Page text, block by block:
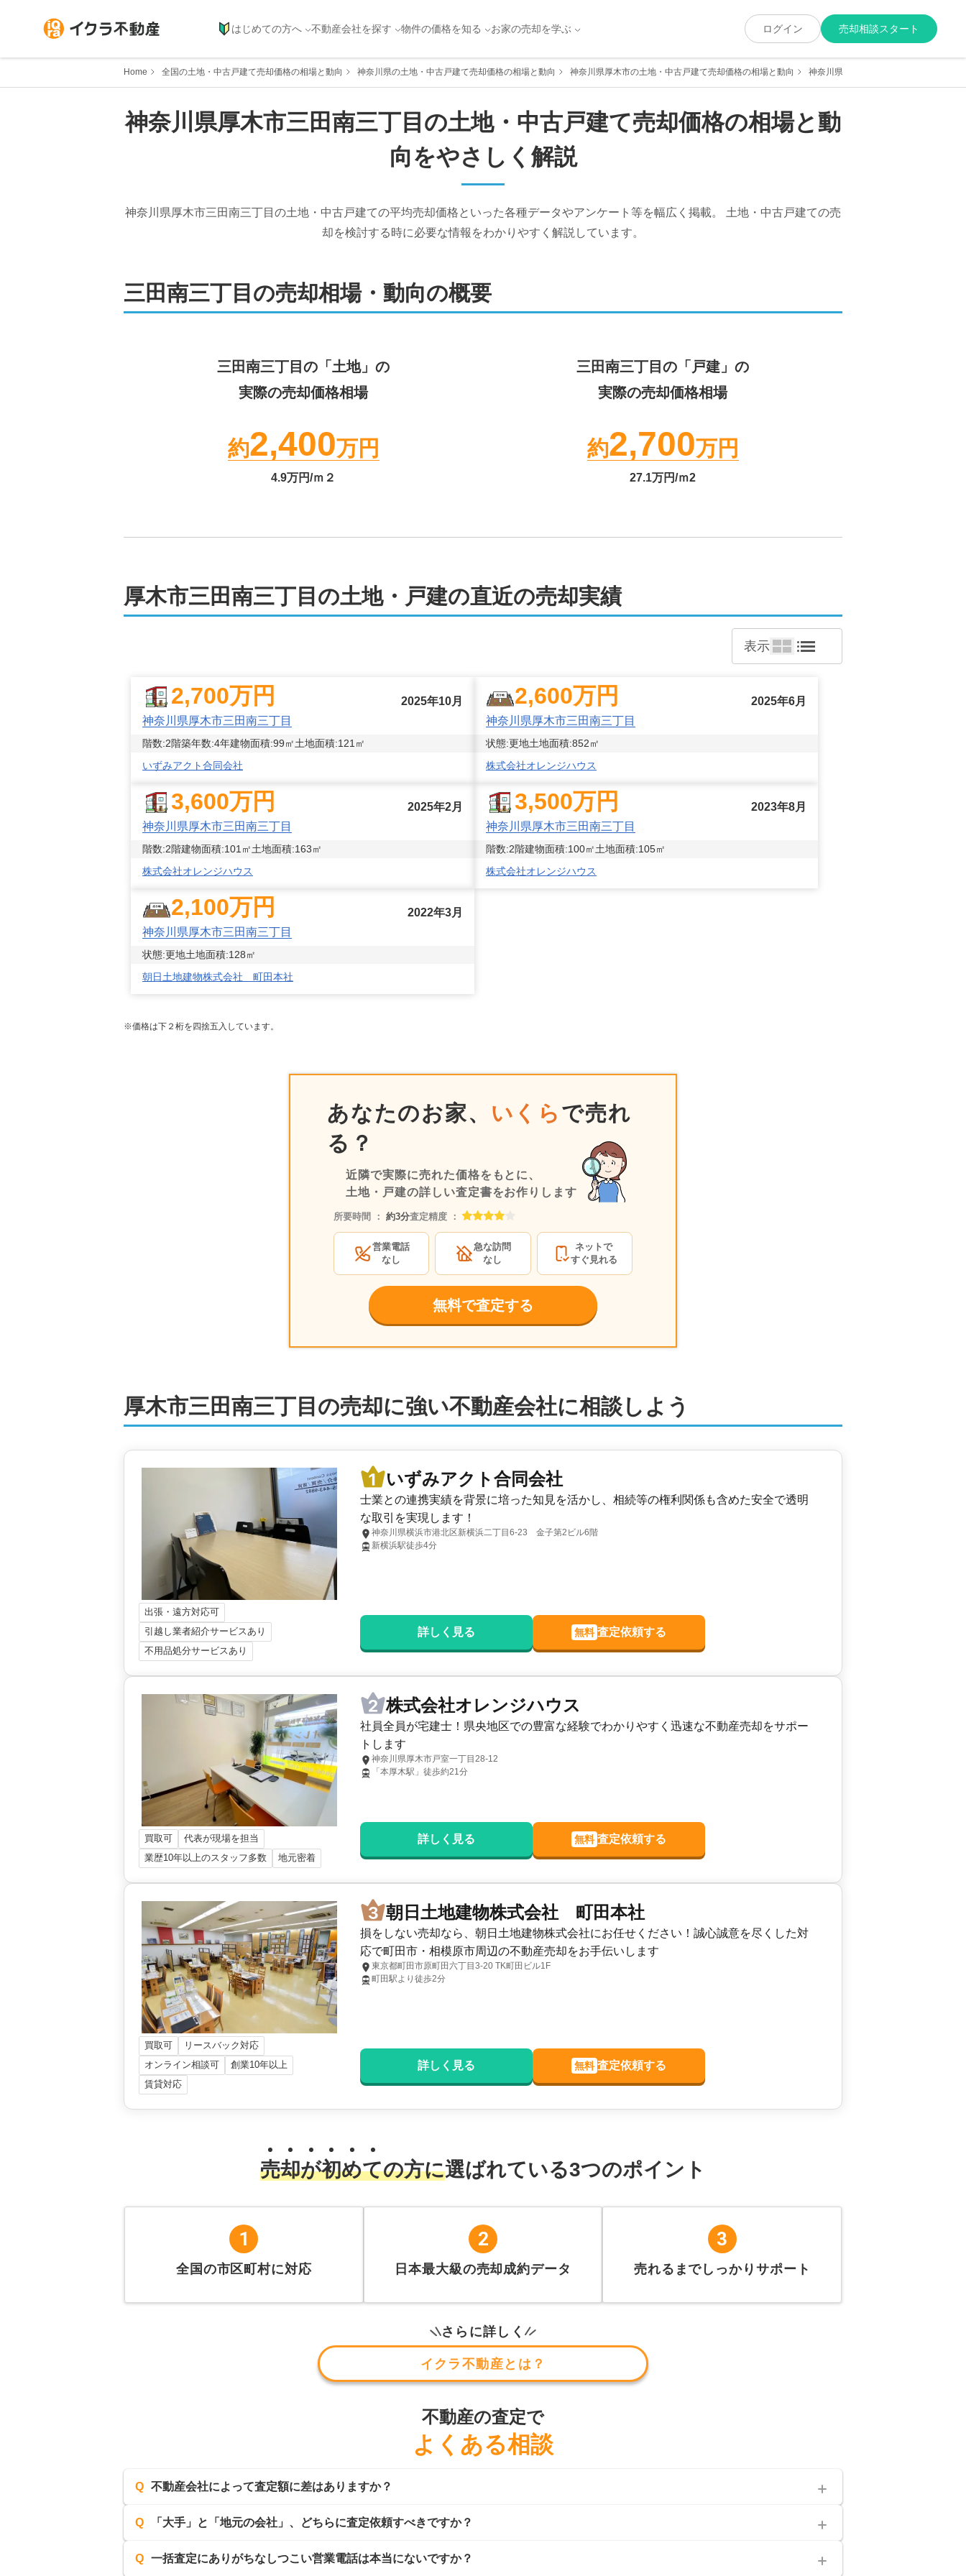
はじめての方へ 不動産会社を探す 物件の価格を知る お家の売却を学ぶ ログイン 売却相談スタート
Home 全国の土地・中古戸建て売却価格の相場と動向 神奈川県の土地・中古戸建て売却価格の相場と動向 神奈川県厚木市の土地・中古戸建て売却価格の相場と動向 神奈川県厚木市三田南三丁目の土地・
神奈川県厚木市三田南三丁目 の土地・中古戸建て売却価格の相場と動
向をやさしく解説
神奈川県厚木市三田南三丁目 の土地・中古戸建ての平均売却価格といった各種データやアンケート等を幅広く掲載。 土地・中古戸建ての売
却を検討する時に必要な情報をわかりやすく解説しています。
三田南三丁目 の売却相場・動向の概要
三田南三丁目 の「土地」の
実際の売却価格相場
約2,400万円
4.9万円/ｍ２
三田南三丁目 の「戸建」の
実際の売却価格相場
約2,700万円
27.1万円/ｍ2
厚木市三田南三丁目の土地・戸建の直近の売却実績
表示
2,700万円
2025年10月
神奈川県厚木市三田南三丁目
階数:2階築年数:4年建物面積:99㎡土地面積:121 ㎡
いずみアクト合同会社
2,600万円
2025年6月
神奈川県厚木市三田南三丁目
状態:更地土地面積:852㎡
株式会社オレンジハウス
3,600万円
2025年2月
神奈川県厚木市三田南三丁目
階数:2階建物面積:101 ㎡土地面積:163㎡
株式会社オレンジハウス
3,500万円
2023年8月
神奈川県厚木市三田南三丁目
階数:2階建物面積:100㎡土地面積:105㎡
株式会社オレンジハウス
2,100万円
2022年3月
神奈川県厚木市三田南三丁目
状態:更地土地面積:128㎡
朝日土地建物株式会社 町田本社
※価格は下２桁を四捨五入しています。
あなたのお家、 いくら で売れ
る？
近隣で実際に売れた価格をもとに、
土地・戸建の詳しい査定書をお作りします
所要時間 ： 約3分査定精度 ：
営業電話
なし
急な訪問
なし
ネットで
すぐ見れる
無料で査定する
厚木市三田南三丁目の売却に強い不動産会社に相談しよう
出張・遠方対応可
引越し業者紹介サービスあり
不用品処分サービスあり
いずみアクト合同会社
士業との連携実績を背景に培った知見を活かし、相続等の権利関係も含めた安全で透明
な取引を実現します！
神奈川県横浜市港北区新横浜二丁目6-23 金子第2ビル6階
新横浜駅徒歩4分
詳しく見る 無料 査定依頼する
買取可
代表が現場を担当
業歴10年以上のスタッフ多数
地元密着
株式会社オレンジハウス
社員全員が宅建士！県央地区での豊富な経験でわかりやすく迅速な不動産売却をサポー
トします
神奈川県厚木市戸室一丁目28-12
「本厚木駅」徒歩約21分
詳しく見る 無料 査定依頼する
買取可
リースバック対応
オンライン相談可
創業10年以上
賃貸対応
朝日土地建物株式会社 町田本社
損をしない売却なら、朝日土地建物株式会社にお任せください！誠心誠意を尽くした対
応で町田市・相模原市周辺の不動産売却をお手伝いします
東京都町田市原町田六丁目3-20 TK町田ビル1F
町田駅より徒歩2分
詳しく見る 無料 査定依頼する
売却が初めての方に選ばれている3つのポイント
1
全国の市区町村に対応
2
日本最大級の売却成約データ
3
売れるまでしっかりサポート
さらに詳しく
イクラ不動産とは？
不動産の査定で
よくある相談
Q 不動産会社によって査定額に差はありますか？
Q 「大手」と「地元の会社」、どちらに査定依頼すべきですか？
Q 一括査定にありがちなしつこい営業電話は本当にないですか？